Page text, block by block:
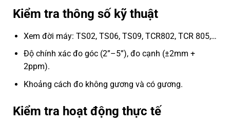
Kiểm tra thông số kỹ thuật
Xem đời máy: TS02, TS06, TS09, TCR802, TCR 805,…
Độ chính xác đo góc (2”–5”), đo cạnh (±2mm +
2ppm).
Khoảng cách đo không gương và có gương.
Kiểm tra hoạt động thực tế